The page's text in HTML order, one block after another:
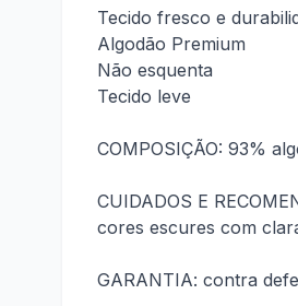
Tecido fresco e
Algodão Premium
Não esquenta
Tecido leve
COMPOSIÇÃO: 93%
CUIDADOS E
cores escures com
GARANTIA: contra